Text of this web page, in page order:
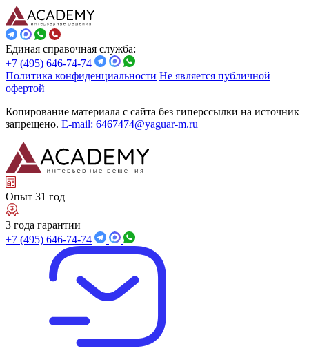
Единая справочная служба:
+7 (495) 646-74-74
Политика конфиденциальности Не является публичной
офертой
Копирование материала с сайта без гиперссылки на источник
запрещено. E-mail: 6467474@yaguar-m.ru
Опыт 31 год
3 года гарантии
+7 (495) 646-74-74